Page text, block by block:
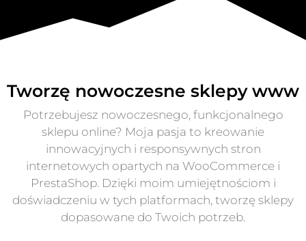
Tworzę nowoczesne sklepy www
Potrzebujesz nowoczesnego, funkcjonalnego
sklepu online? Moja pasja to kreowanie
innowacyjnych i responsywnych stron
internetowych opartych na WooCommerce i
PrestaShop. Dzięki moim umiejętnościom i
doświadczeniu w tych platformach, tworzę sklepy
dopasowane do Twoich potrzeb.